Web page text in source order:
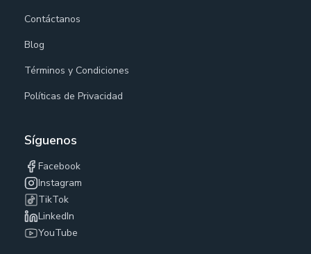
Contáctanos
Blog
Términos y Condiciones
Políticas de Privacidad
Síguenos
Facebook
Instagram
TikTok
LinkedIn
YouTube